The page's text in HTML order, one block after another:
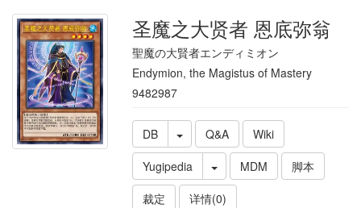
圣魔之大贤者 恩底弥翁
聖魔の大賢者エンディミオン
Endymion, the Magistus of Mastery
9482987
DB Q&A
Wiki
Yugipedia
MDM
脚本
裁定
详情(0)